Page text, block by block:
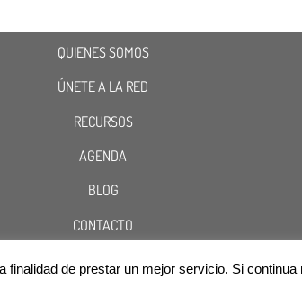
QUIENES SOMOS
ÚNETE A LA RED
RECURSOS
AGENDA
BLOG
CONTACTO
Aviso Legal Política de Privacidad
de prestar un mejor servicio. Si